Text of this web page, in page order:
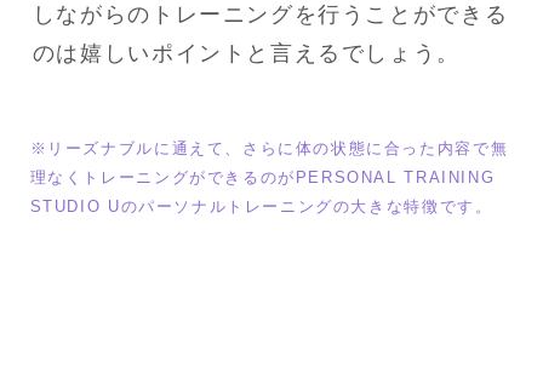
しながらのトレーニングを行うことができる
※リーズナブルに通えて、さらに体の状態に合った内容で無
理なくトレーニングができるのがPERSONAL TRAINING
STUDIO Uのパーソナルトレーニングの大きな特徴です。